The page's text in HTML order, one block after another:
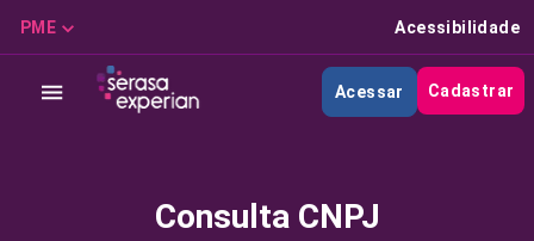
PME Acessibilidade
Acessar Cadastrar
Consulta CNPJ